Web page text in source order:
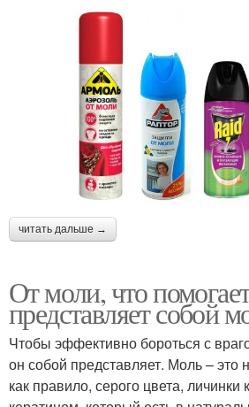
читать дальше →
От моли, что
представляет собой
Чтобы эффективно бороться с
он собой представляет. Моль – это
как правило, серого цвета, личинки